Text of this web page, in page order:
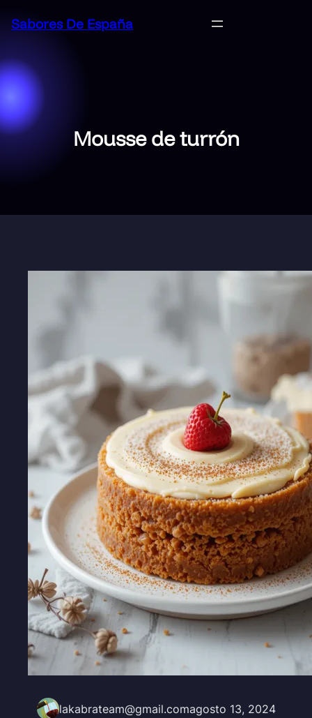
Sabores De España
Mousse de turrón
lakabrateam@gmail.comagosto 13, 2024